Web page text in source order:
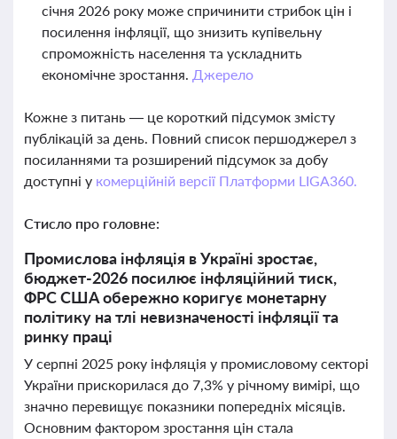
січня 2026 року може спричинити стрибок цін і
посилення інфляції, що знизить купівельну
спроможність населення та ускладнить
економічне зростання. Джерело
Кожне з питань — це короткий підсумок змісту
публікацій за день. Повний список першоджерел з
посиланнями та розширений підсумок за добу
доступні у комерційній версії Платформи LIGA360.
Стисло про головне:
Промислова інфляція в Україні зростає,
бюджет-2026 посилює інфляційний тиск,
ФРС США обережно коригує монетарну
політику на тлі невизначеності інфляції та
ринку праці
У серпні 2025 року інфляція у промисловому секторі
України прискорилася до 7,3% у річному вимірі, що
значно перевищує показники попередніх місяців.
Основним фактором зростання цін стала